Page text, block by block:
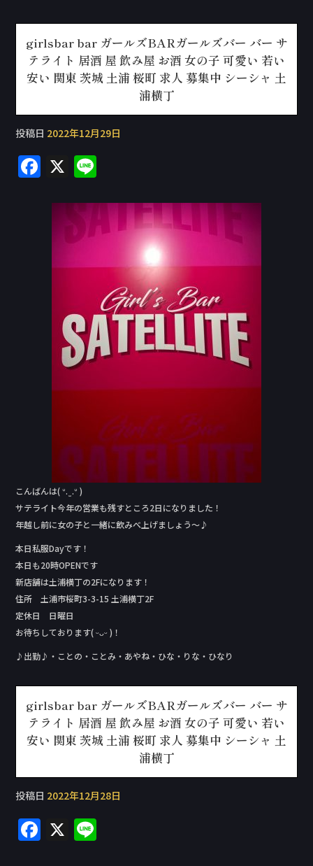
girlsbar bar ガールズBARガールズバー バー サ
テライト 居酒 屋 飲み屋 お酒 女の子 可愛い 若い
安い 関東 茨城 土浦 桜町 求人 募集中 シーシャ 土
浦横丁
投稿日 2022年12月29日
F
c
e
X
e
こんばんは( ᐡ. ̫ .ᐡ )
サテライト今年の営業も残すところ2日になりました！
年越し前に女の子と一緒に飲みべ上げましょう〜♪
本日私服Day‬です！
本日も20時OPENです
新店舗は土浦横丁の2Fになります！
住所 土浦市桜町3-3-15 土浦横丁2F
定休日 日曜日
お待ちしております( ᵕᴗᵕ )！
♪出勤♪・ことの・ことみ・あやね・ひな・りな・ひなり
girlsbar bar ガールズBARガールズバー バー サ
テライト 居酒 屋 飲み屋 お酒 女の子 可愛い 若い
安い 関東 茨城 土浦 桜町 求人 募集中 シーシャ 土
浦横丁
投稿日 2022年12月28日
F X